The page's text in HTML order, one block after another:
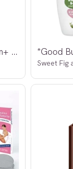
*Good Bubble Palm+ Moisturising Hand Gel
Sweet Fig